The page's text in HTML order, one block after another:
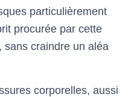
particulièrement
procurée par cette
sans craindre un aléa
corporelles, aussi